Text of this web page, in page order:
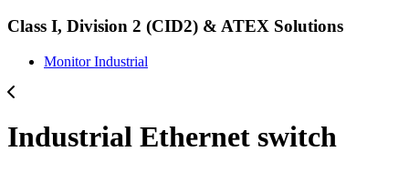
Class I, Division 2 (CID2) & ATEX Solutions
Monitor Industrial
Industrial Ethernet switch